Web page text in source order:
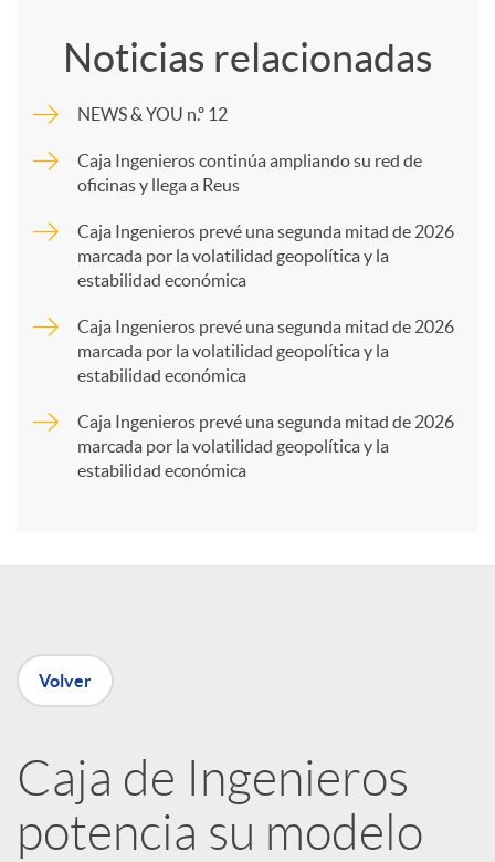
p
a
n
e
Noticias relacionadas
NEWS & YOU n.º 12
Caja Ingenieros continúa ampliando su red de
oficinas y llega a Reus
Caja Ingenieros prevé una segunda mitad de 2026
marcada por la volatilidad geopolítica y la
estabilidad económica
Caja Ingenieros prevé una segunda mitad de 2026
marcada por la volatilidad geopolítica y la
estabilidad económica
Caja Ingenieros prevé una segunda mitad de 2026
marcada por la volatilidad geopolítica y la
estabilidad económica
Volver
Caja de Ingenieros
potencia su modelo